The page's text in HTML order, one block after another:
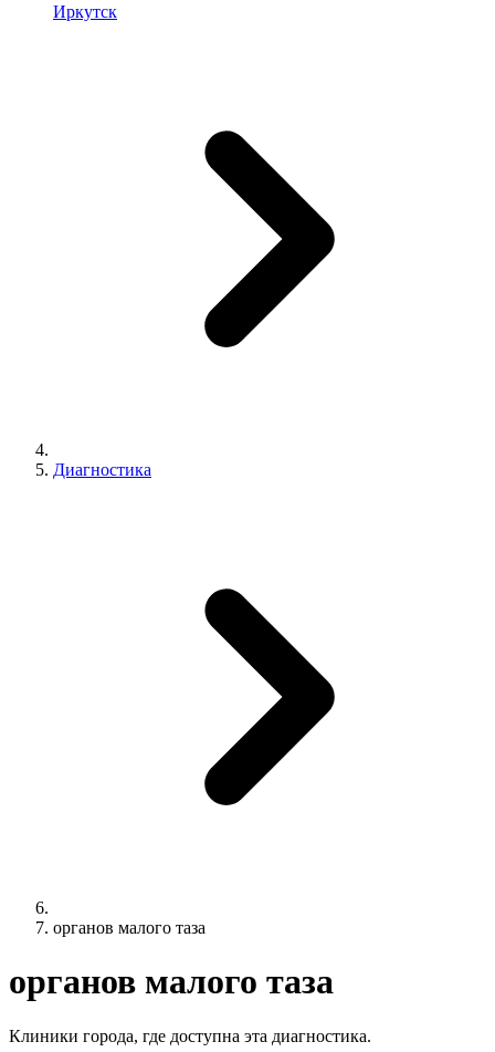
Иркутск
Диагностика
органов малого таза
органов малого таза
Клиники города, где доступна эта диагностика.